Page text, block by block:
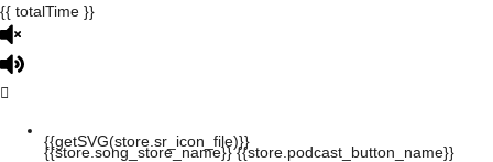
{{ totalTime }}
{{getSVG(store.sr_icon_file)}}
{{store.song_store_name}} {{store.podcast_button_name}}